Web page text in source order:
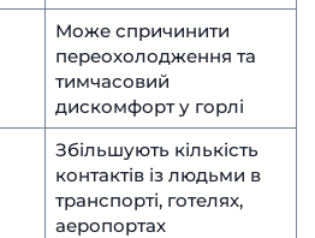
Може спричинити
переохолодження та
тимчасовий
дискомфорт у горлі
Збільшують кількість
контактів із людьми в
транспорті, готелях,
аеропортах